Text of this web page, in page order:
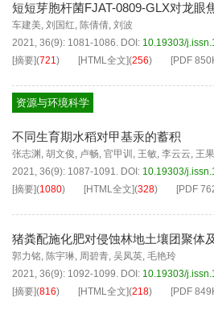
短短芽胞杆菌FJAT-0809-GLX对龙眼
车建美, 刘国红, 陈倩倩, 刘波
2021, 36(9): 1081-1086. DOI: 10.19303/
[摘要](721) [HTML全文](256) [PDF
资源与环境科学
不同生育期水稻对甲基汞的蓄积
张志渊 , 胡文俊, 卢畅, 官甲训 , 王敏, 李云云, 王果
2021, 36(9): 1087-1091. DOI: 10.19303/
[摘要](1080) [HTML全文](328) [PDF
猪粪配施化肥对侵蚀林地土壤团聚体
郭力铭, 陈宇琳, 周碧青, 吴凤英, 毛艳玲
2021, 36(9): 1092-1099. DOI: 10.19303/
[摘要](816) [HTML全文](218) [PDF